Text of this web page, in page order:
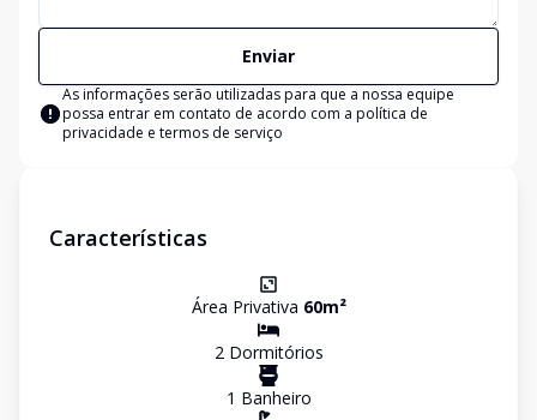
Enviar
As informações serão utilizadas para que a nossa equipe
possa entrar em contato de acordo com a política de
privacidade e termos de serviço
Características
Área Privativa 60m²
2Dormitórios
1 Banheiro